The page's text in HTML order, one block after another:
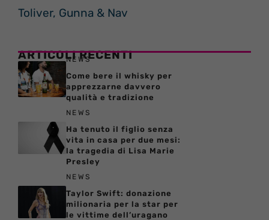
Toliver, Gunna & Nav
ARTICOLI RECENTI
NEWS
Come bere il whisky per
apprezzarne davvero
qualità e tradizione
NEWS
Ha tenuto il figlio senza
vita in casa per due mesi:
la tragedia di Lisa Marie
Presley
NEWS
Taylor Swift: donazione
milionaria per la star per
le vittime dell’uragano